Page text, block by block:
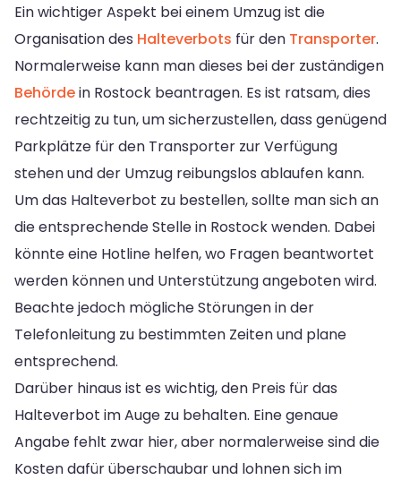
Ein wichtiger Aspekt bei einem Umzug ist die
Organisation des Halteverbots für den Transporter.
Normalerweise kann man dieses bei der zuständigen
Behördein Rostock beantragen. Es ist ratsam, dies
rechtzeitig zu tun, um sicherzustellen, dass genügend
Parkplätze für den Transporter zur Verfügung
stehen und der Umzug reibungslos ablaufen kann.
Um das Halteverbot zu bestellen, sollte man sich an
die entsprechende Stelle in Rostock wenden. Dabei
könnte eine Hotline helfen, wo Fragen beantwortet
werden können und Unterstützung angeboten wird.
Beachte jedoch mögliche Störungen in der
Telefonleitung zu bestimmten Zeiten und plane
entsprechend.
Darüber hinaus ist es wichtig, den Preis für das
Halteverbot im Auge zu behalten. Eine genaue
Angabe fehlt zwar hier, aber normalerweise sind die
Kosten dafür überschaubar und lohnen sich im